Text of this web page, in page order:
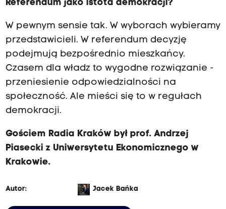
Referendum jako istota demokracji?
W pewnym sensie tak. W wyborach wybieramy
przedstawicieli. W referendum decyzję
podejmują bezpośrednio mieszkańcy.
Czasem dla władz to wygodne rozwiązanie -
przeniesienie odpowiedzialności na
społeczność. Ale mieści się to w regułach
demokracji.
Gościem Radia Kraków był prof. Andrzej
Piasecki z Uniwersytetu Ekonomicznego w
Krakowie.
Autor: Jacek Bańka